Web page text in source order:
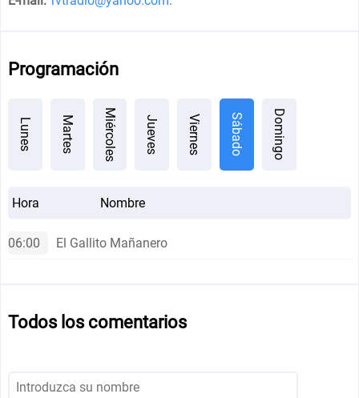
Programación
Lunes Martes Miércoles Jueves Viernes Sábado Domingo
Hora Nombre
06:00 El Gallito Mañanero
Todos los comentarios